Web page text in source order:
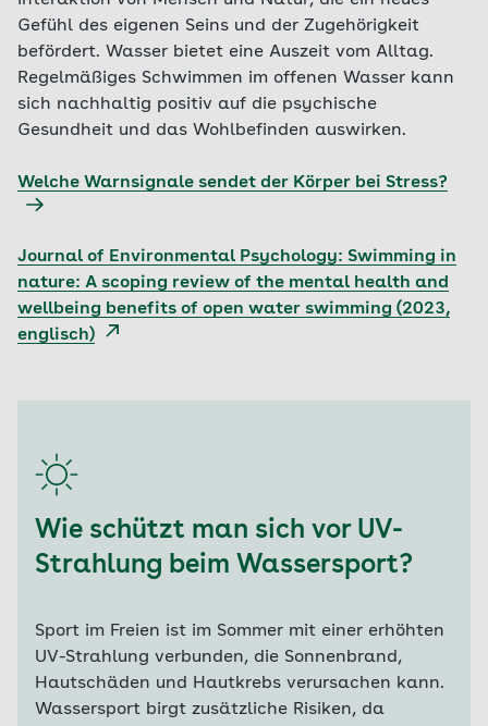
Gefühl des eigenen Seins und der Zugehörigkeit
befördert. Wasser bietet eine Auszeit vom Alltag.
Regelmäßiges Schwimmen im offenen Wasser kann
sich nachhaltig positiv auf die psychische
Gesundheit und das Wohlbefinden auswirken.
Welche Warnsignale sendet der Körper bei Stress?
Journal of Environmental Psychology: Swimming in
nature: A scoping review of the mental health and
wellbeing benefits of open water swimming (2023,
englisch)
Wie schützt man sich vor UV-
Strahlung beim Wassersport?
Sport im Freien ist im Sommer mit einer erhöhten
UV-Strahlung verbunden, die Sonnenbrand,
Hautschäden und Hautkrebs verursachen kann.
Wassersport birgt zusätzliche Risiken, da